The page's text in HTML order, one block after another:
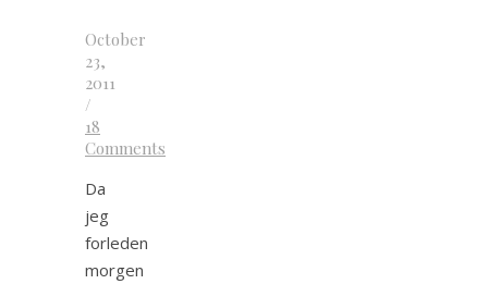
October
23,
2011
/
18
Comments
Da
jeg
forleden
morgen